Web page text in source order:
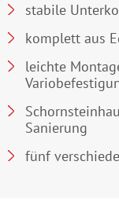
stabile
komplett aus
leichte
Sanierung
fünf